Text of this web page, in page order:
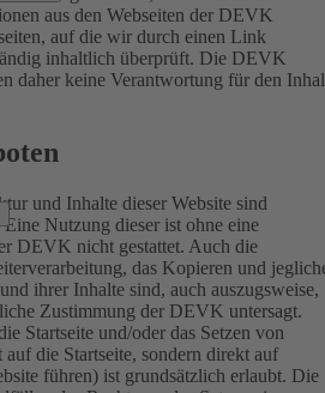
aus den Webseiten der DEVK
auf die wir durch einen Link
inhaltlich überprüft. Die DEVK
daher keine Verantwortung für den
und Inhalte dieser Website sind
Nutzung dieser ist ohne eine
DEVK nicht gestattet. Auch die
das Kopieren und
ihrer Inhalte sind, auch auszugsweise,
Zustimmung der DEVK untersagt.
Startseite und/oder das Setzen von
die Startseite, sondern direkt auf
führen) ist grundsätzlich erlaubt. Die